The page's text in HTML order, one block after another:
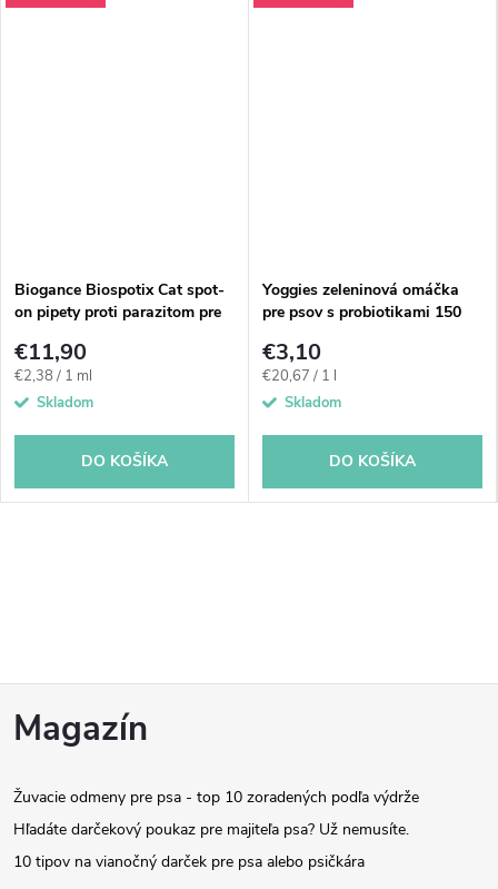
Biogance Biospotix Cat spot-
on pipety proti parazitom pre
€11,90
Jednotková
cena:
€2,38 / 1 ml
Skladom
DO KOŠÍKA
Yoggies zeleninová omáčka
pre psov s probiotikami 150
€3,10
Jednotková
cena:
€20,67 / 1 l
Skladom
DO KOŠÍKA
Z
p
ä
Magazín
Žuvacie odmeny pre psa - top 10 zoradených podľa výdrže
Hľadáte darčekový poukaz pre majiteľa psa? Už nemusíte.
10 tipov na vianočný darček pre psa alebo psičkára